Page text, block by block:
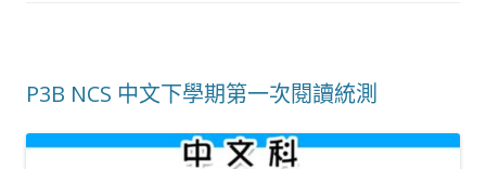
P3B NCS 中文下學期第一次閱讀統測